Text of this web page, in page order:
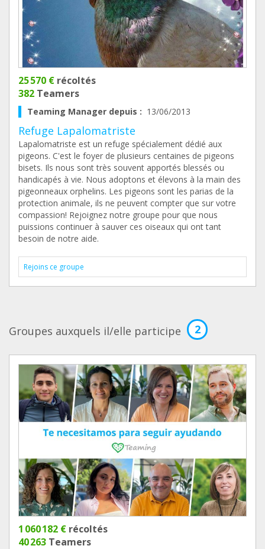
25 570 € récoltés
382 Teamers
Teaming Manager depuis : 13/06/2013
Refuge Lapalomatriste
Lapalomatriste est un refuge spécialement dédié aux
pigeons. C'est le foyer de plusieurs centaines de pigeons
bisets. Ils nous sont très souvent apportés blessés ou
handicapés à vie. Nous adoptons et élevons à la main des
pigeonneaux orphelins. Les pigeons sont les parias de la
protection animale, ils ne peuvent compter que sur votre
compassion! Rejoignez notre groupe pour que nous
puissions continuer à sauver ces oiseaux qui ont tant
besoin de notre aide.
Rejoins ce groupe
Groupes auxquels il/elle participe 2
1 060 182 € récoltés
40 263 Teamers